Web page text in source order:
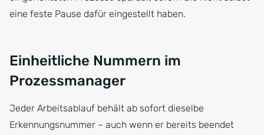
eine feste Pause dafür eingestellt haben.
Einheitliche Nummern im
Prozessmanager
Jeder Arbeitsablauf behält ab sofort dieselbe
Erkennungsnummer – auch wenn er bereits beendet